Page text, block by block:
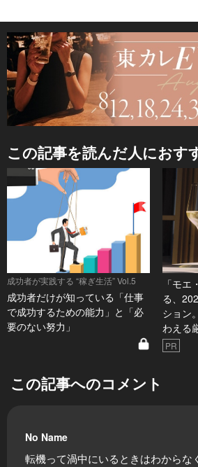
この記事を読んだ人におす
成功者が実践する “稼ぎ生活” Vol.5
成功者だけが知っている「仕事
で成功するための能力」と「必
要のない努力」
「モ
る、
ション
わえる
PR
この記事へのコメント
No Name
転機って渦中にいるときはわからな